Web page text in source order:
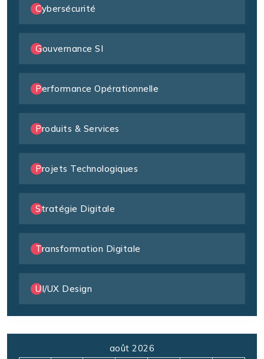
Cybersécurité
Gouvernance SI
Performance Opérationnelle
Produits & Services
Projets Technologiques
Stratégie Digitale
Transformation Digitale
UI/UX Design
août 2026